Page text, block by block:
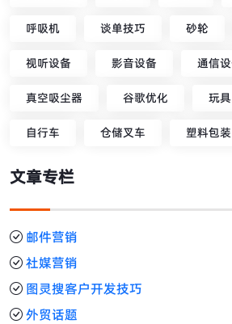
呼吸机 谈单技巧 砂轮
视听设备 影音设备 通信
真空吸尘器 谷歌优化 玩具
自行车 仓储叉车 塑料包装
文章专栏
邮件营销
社媒营销
图灵搜客户开发技巧
外贸话题